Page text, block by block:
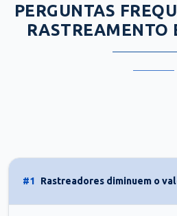
PERGUNTAS
RASTREAMENTO
#1 Rastreadores diminuem o